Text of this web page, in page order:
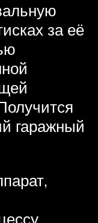
за её
гаражный